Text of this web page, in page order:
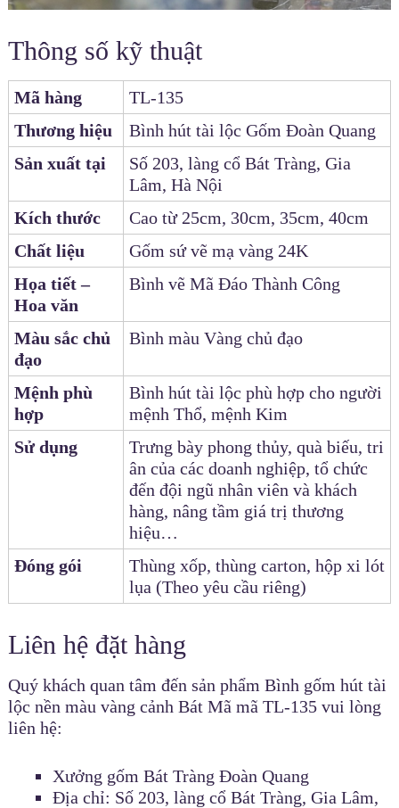
Thông số kỹ thuật
Mã hàng
TL-135
Thương hiệu
Bình hút tài lộc Gốm Đoàn Quang
Sản xuất tại
Số 203, làng cổ Bát Tràng, Gia
Lâm, Hà Nội
Kích thước
Cao từ 25cm, 30cm, 35cm, 40cm
Chất liệu
Gốm sứ vẽ mạ vàng 24K
Họa tiết –
Hoa văn
Bình vẽ Mã Đáo Thành Công
Màu sắc chủ
đạo
Bình màu Vàng chủ đạo
Mệnh phù
hợp
Bình hút tài lộc phù hợp cho người
mệnh Thổ, mệnh Kim
Sử dụng
Trưng bày phong thủy, quà biếu, tri
ân của các doanh nghiệp, tổ chức
đến đội ngũ nhân viên và khách
hàng, nâng tầm giá trị thương
hiệu…
Đóng gói
Thùng xốp, thùng carton, hộp xi lót
lụa (Theo yêu cầu riêng)
Liên hệ đặt hàng
Quý khách quan tâm đến sản phẩm Bình gốm hút tài
lộc nền màu vàng cảnh Bát Mã mã TL-135 vui lòng
liên hệ:
Xưởng gốm Bát Tràng Đoàn Quang
Địa chỉ: Số 203, làng cổ Bát Tràng, Gia Lâm,